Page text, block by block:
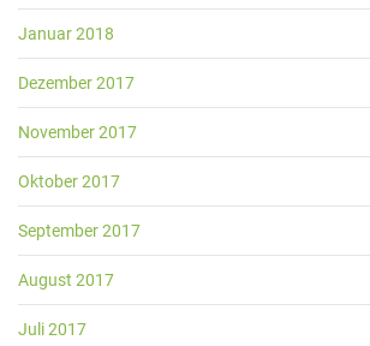
Januar 2018
Dezember 2017
November 2017
Oktober 2017
September 2017
August 2017
Juli 2017